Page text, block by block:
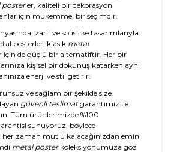
posterler, kaliteli bir dekorasyon
için mükemmel bir seçimdir.
zarif ve sofistike tasarımlarıyla
posterler, klasik metal
için de güçlü bir alternatiftir. Her bir
kişisel bir dokunuş katarken aynı
enerji ve stil getirir.
ve sağlam bir şekilde size
güvenli teslimatgarantimiz ile
Tüm ürünlerimizde %100
sunuyoruz, böylece
her zaman mutlu kalacağınızdan emin
metal posterkoleksiyonumuza göz